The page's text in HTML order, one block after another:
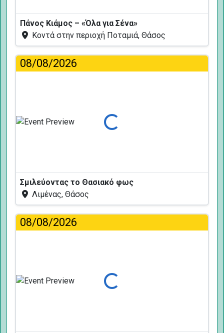
Πάνος Κιάμος – «Όλα για Σένα»
Κοντά στην περιοχή Ποταμιά, Θάσος
08/08/2026
Φόρτωση...
Σμιλεύοντας το Θασιακό φως
Λιμένας, Θάσος
08/08/2026
Φόρτωση...